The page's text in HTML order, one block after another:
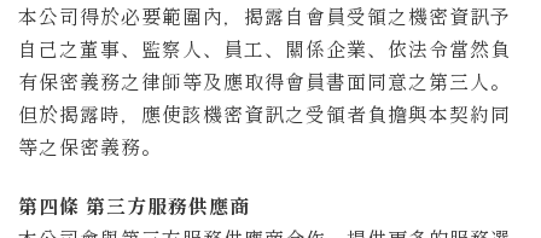
本公司得於必要範圍內，揭露自會員受領之機密資訊予
自己之董事、監察人、員工、關係企業、依法令當然負
有保密義務之律師等及應取得會員書面同意之第三人。
但於揭露時，應使該機密資訊之受領者負擔與本契約同
等之保密義務。
第四條 第三方服務供應商